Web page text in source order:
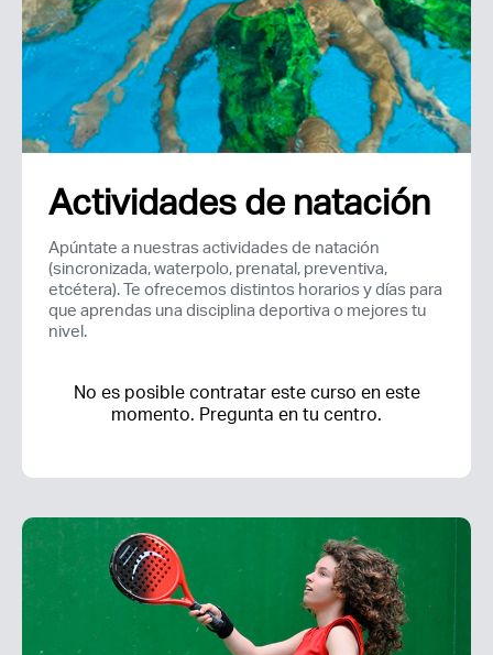
Actividades de natación
Apúntate a nuestras actividades de natación
(sincronizada, waterpolo, prenatal, preventiva,
etcétera). Te ofrecemos distintos horarios y días para
que aprendas una disciplina deportiva o mejores tu
nivel.
No es posible contratar este curso en este
momento. Pregunta en tu centro.